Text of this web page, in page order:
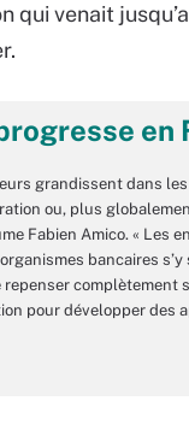
qui venait
en
grandissent dans
ou, plus
Fabien Amico. « Les
bancaires
complètement
pour développer